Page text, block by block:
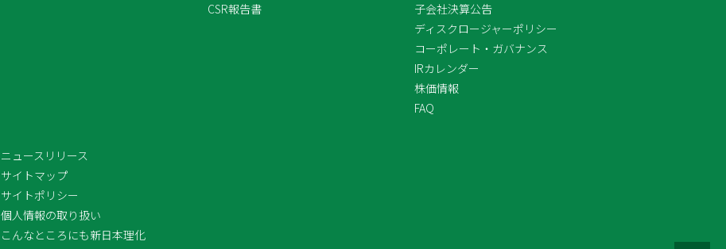
CSR報告書
子会社決算公告
ディスクロージャーポリシー
コーポレート・ガバナンス
IRカレンダー
株価情報
FAQ
ニュースリリース
サイトマップ
サイトポリシー
個人情報の取り扱い
こんなところにも新日本理化